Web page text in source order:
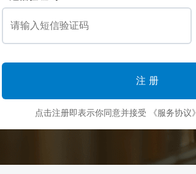
注册
点击注册即表示你同意并接受 《服务协议》